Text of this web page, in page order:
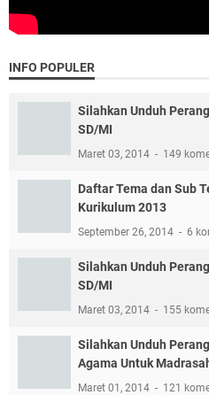
INFO POPULER
Silahkan Unduh
SD/MI
Maret 03, 2014 149
Daftar Tema dan Sub
Kurikulum 2013
September 26, 2014 6
Silahkan Unduh
SD/MI
Maret 03, 2014 155
Silahkan Unduh
Agama Untuk
Maret 01, 2014 121